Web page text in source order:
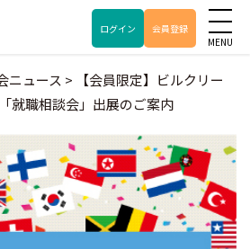
ログイン 会員登録
ニュース >
【会員限定】ビルクリー
就職相談会」出展のご案内